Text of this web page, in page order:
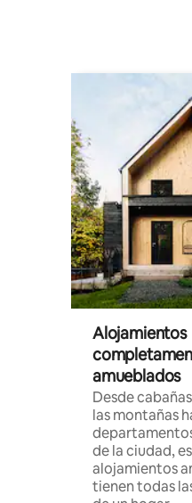
Alojamientos
amueblados
Desde
las montañas
de la ciudad,
alojamientos
tienen todas